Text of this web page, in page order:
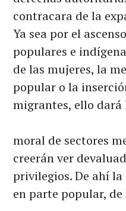
contracara de la
Ya sea por el
populares e
de las mujeres, la
popular o la
migrantes, ello
moral de sectores
creerán ver
privilegios. De ahí la
en parte popular,